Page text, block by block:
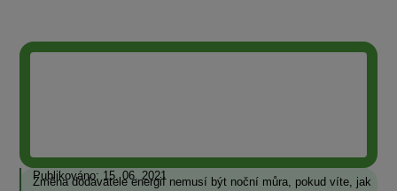
Publikováno: 15. 06. 2021
Změna dodavatele energií nemusí být noční můra, pokud víte, jak